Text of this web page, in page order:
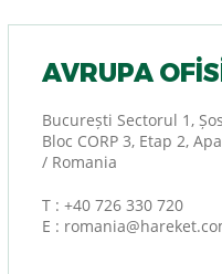
AVRUPA
București Sectorul 1,
Bloc CORP 3, Etap 2,
/ Romania
T : +40 726 330 720
E :